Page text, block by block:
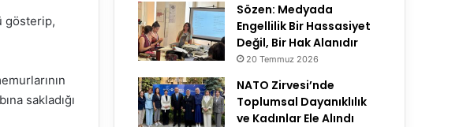
gösterip,
sakladığı
Sözen: Medyada
Engellilik Bir Hassasiyet
Değil, Bir Hak Alanıdır
20 Temmuz 2026
NATO Zirvesi’nde
Toplumsal Dayanıklılık
ve Kadınlar Ele Alındı